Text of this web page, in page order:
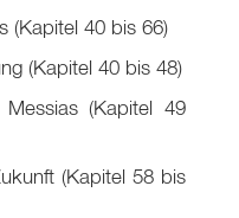
(Kapitel 40 bis 66)
(Kapitel 40 bis 48)
(Kapitel 49
(Kapitel 58 bis